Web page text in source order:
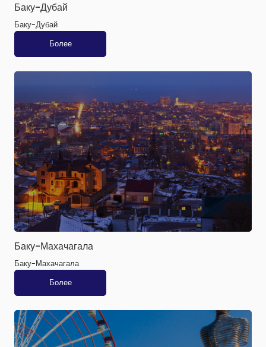
Баку-Дубай
Баку-Дубай
Более
Баку-Махачагала
Баку-Махачагала
Более